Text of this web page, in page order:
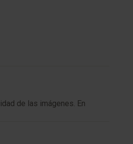
de las imágenes. En